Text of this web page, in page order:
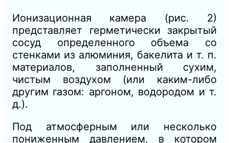
Ионизационная камера (рис. 2)
представляет герметически закрытый
сосуд определенного объема со
стенками из алюминия, бакелита и т. п.
материалов, заполненный сухим,
чистым воздухом (или каким-либо
другим газом: аргоном, водородом и т.
д.).
Под атмосферным или несколько
пониженным давлением, в котором